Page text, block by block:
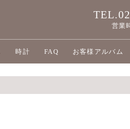
営業
時計 FAQ お客様アルバム